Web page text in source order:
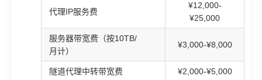
代理IP服务费
¥12,000-
¥25,000
服务器带宽费（按10TB/
月计）
¥3,000-¥8,000
隧道代理中转带宽费 ¥2,000-¥5,000